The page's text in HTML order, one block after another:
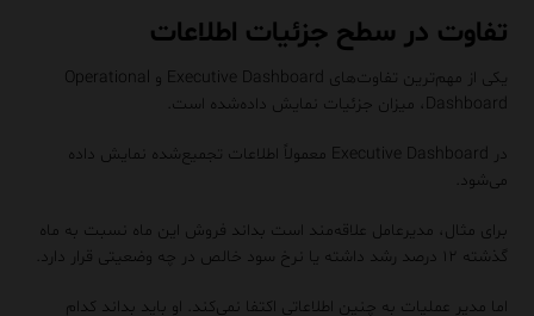
تفاوت در سطح جزئیات اطلاعات
یکی از مهم‌ترین تفاوت‌های Executive Dashboard و Operational
Dashboard، میزان جزئیات نمایش داده‌شده است.
در Executive Dashboard معمولاً اطلاعات تجمیع‌شده نمایش داده
می‌شود.
برای مثال، مدیرعامل علاقه‌مند است بداند فروش این ماه نسبت به ماه
گذشته ۱۲ درصد رشد داشته یا نرخ سود خالص در چه وضعیتی قرار دارد.
اما مدیر عملیات به چنین اطلاعاتی اکتفا نمی‌کند. او باید بداند کدام